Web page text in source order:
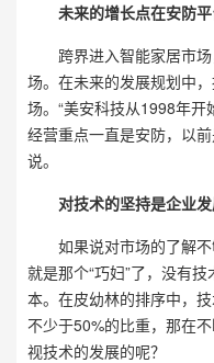
未来的增长点在安防
跨界进入智能家居市
场。在未来的发展规划中
场。“美安科技从1998年
经营重点一直是安防，以
说。
对技术的坚持是企业
如果说对市场的了解
就是那个“巧妇”了，没有
本。在皮幼林的排序中，
不少于50%的比重，那在
视技术的发展的呢？